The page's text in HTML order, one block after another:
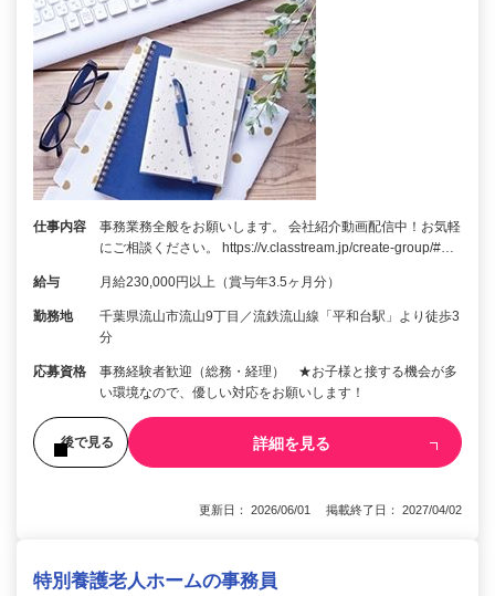
仕事内容
事務業務全般をお願いします。 会社紹介動画配信中！お気軽
にご相談ください。 https://v.classtream.jp/create-group/#…
給与 月給230,000円以上（賞与年3.5ヶ月分）
勤務地
千葉県流山市流山9丁目／流鉄流山線「平和台駅」より徒歩3
分
応募資格
事務経験者歓迎（総務・経理） ★お子様と接する機会が多
い環境なので、優しい対応をお願いします！
後で見る 詳細を見る
更新日： 2026/06/01 掲載終了日： 2027/04/02
特別養護老人ホームの事務員